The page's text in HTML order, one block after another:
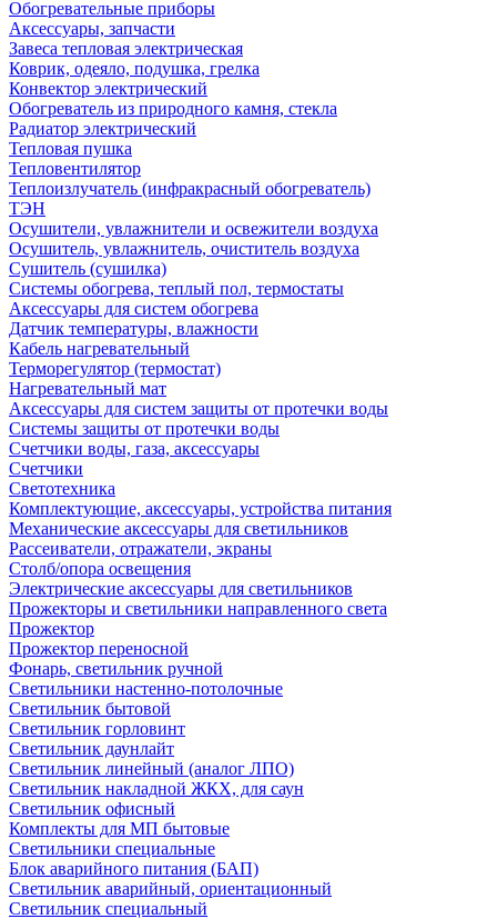
Обогревательные приборы
Аксессуары, запчасти
Завеса тепловая электрическая
Коврик, одеяло, подушка, грелка
Конвектор электрический
Обогреватель из природного камня, стекла
Радиатор электрический
Тепловая пушка
Тепловентилятор
Теплоизлучатель (инфракрасный обогреватель)
ТЭН
Осушители, увлажнители и освежители воздуха
Осушитель, увлажнитель, очиститель воздуха
Сушитель (сушилка)
Системы обогрева, теплый пол, термостаты
Аксессуары для систем обогрева
Датчик температуры, влажности
Кабель нагревательный
Терморегулятор (термостат)
Нагревательный мат
Аксессуары для систем защиты от протечки воды
Системы защиты от протечки воды
Счетчики воды, газа, аксессуары
Счетчики
Светотехника
Комплектующие, аксессуары, устройства питания
Механические аксессуары для светильников
Рассеиватели, отражатели, экраны
Столб/опора освещения
Электрические аксессуары для светильников
Прожекторы и светильники направленного света
Прожектор
Прожектор переносной
Фонарь, светильник ручной
Светильники настенно-потолочные
Светильник бытовой
Светильник горловинт
Светильник даунлайт
Светильник линейный (аналог ЛПО)
Светильник накладной ЖКХ, для саун
Светильник офисный
Комплекты для МП бытовые
Светильники специальные
Блок аварийного питания (БАП)
Светильник аварийный, ориентационный
Светильник специальный